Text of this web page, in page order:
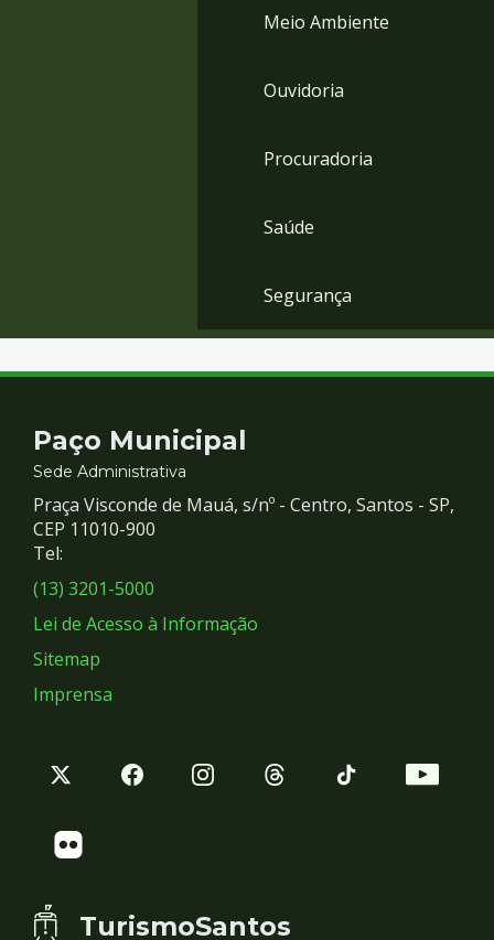
Meio Ambiente
Ouvidoria
Procuradoria
Saúde
Segurança
Contato
e
Redes
Sociais
Paço Municipal
Sede Administrativa
Praça Visconde de Mauá, s/nº - Centro, Santos - SP,
CEP 11010-900
Tel:
(13) 3201-5000
Lei de Acesso à Informação
Sitemap
Imprensa
TurismoSantos